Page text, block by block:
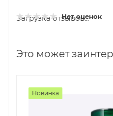
Нет оценок
Загрузка отзывов...
Это может
Новинка